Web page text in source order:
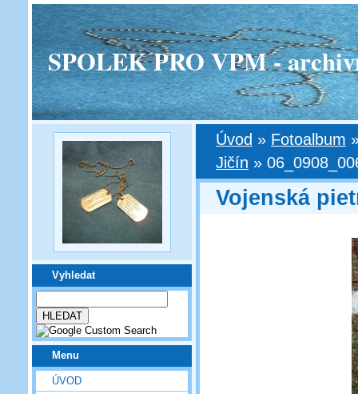
SPOLEK PRO VPM -
Vyhledat
Menu
ÚVOD
Úvod » Fotoalbum
Jičín »
Vojenská